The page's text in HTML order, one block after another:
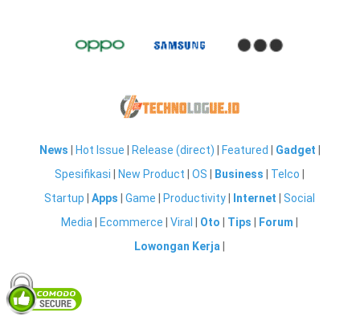
News Hot Issue Release (direct) Featured Gadget
Spesifikasi
New Product |OS Business Telco
Startup |Apps |Game Productivity Internet |Social
Media
Ecommerce |Viral Oto Tips Forum
Lowongan Kerja